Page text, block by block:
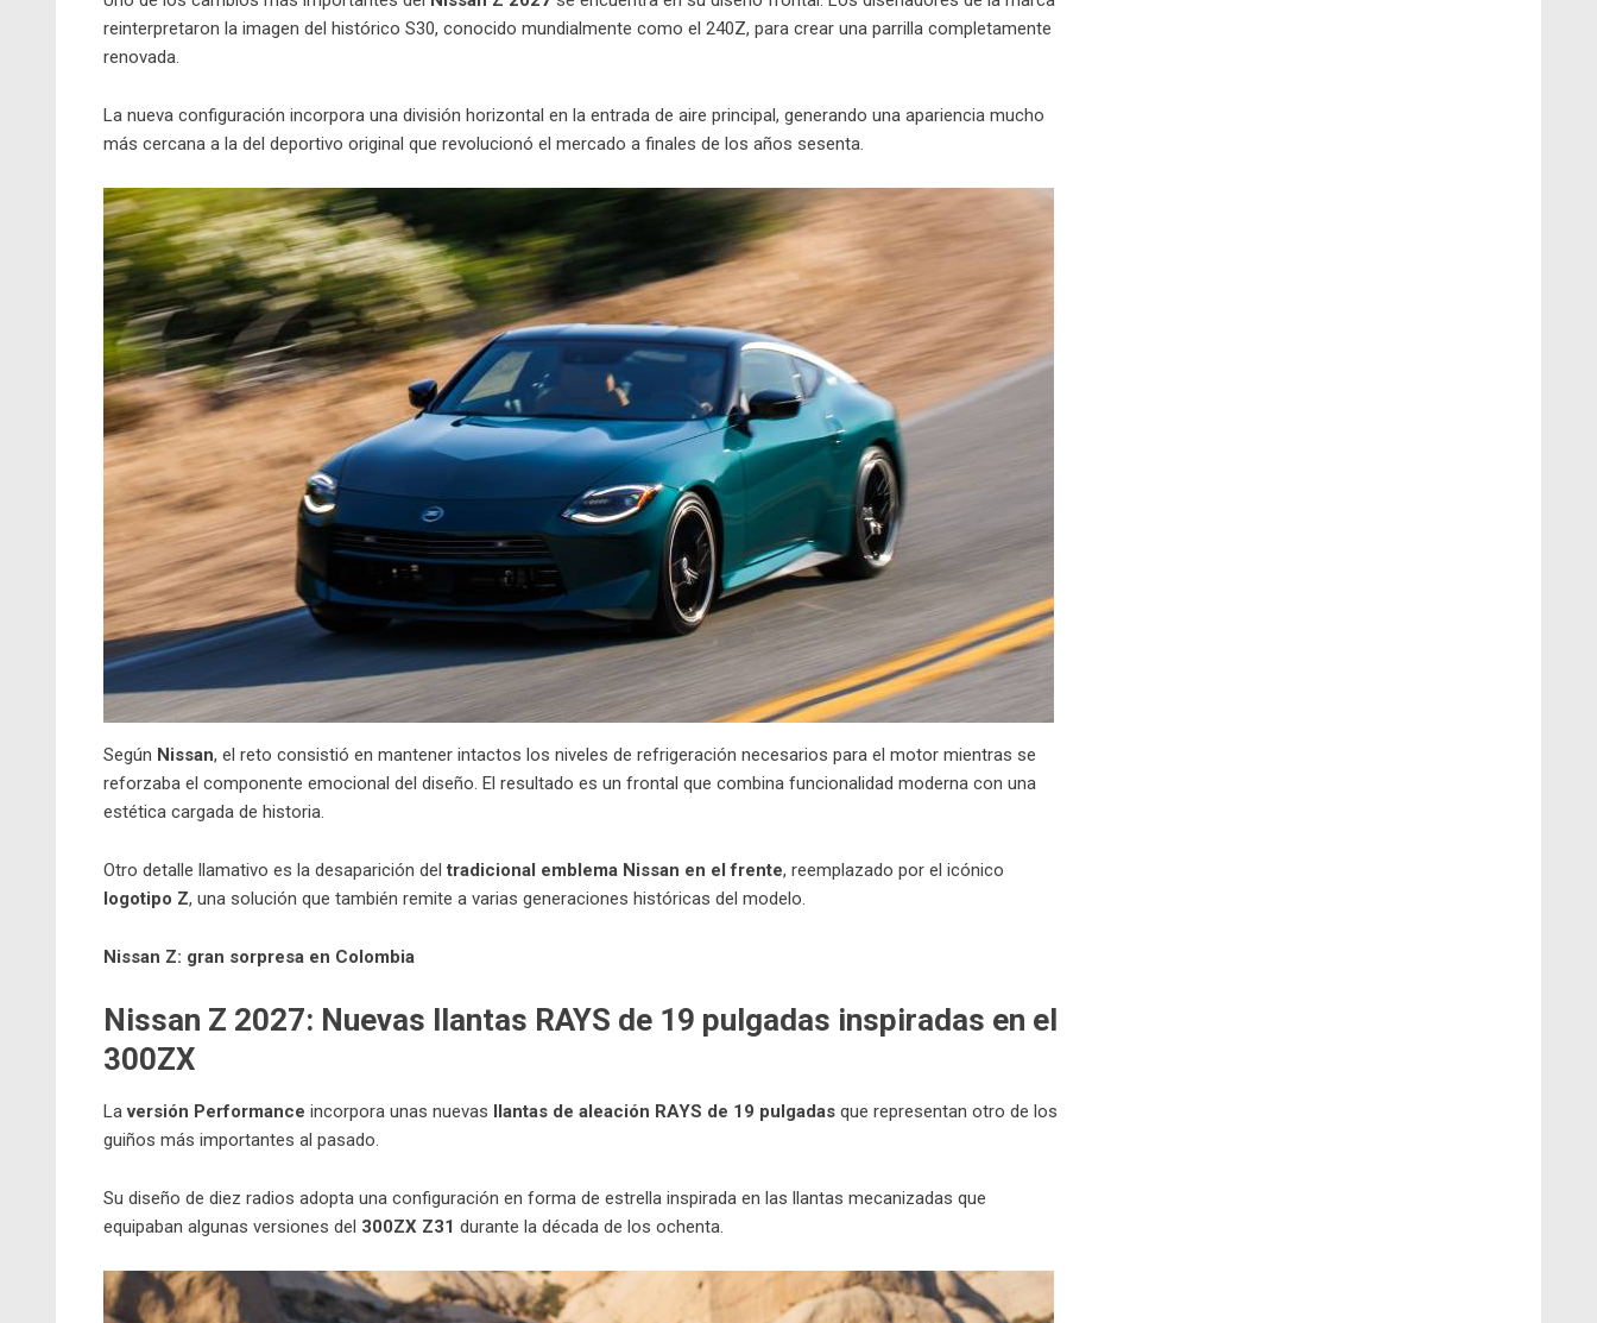
reinterpretaron la imagen del histórico S30, conocido mundialmente como el 240Z, para crear una parrilla completamente
renovada.
La nueva configuración incorpora una división horizontal en la entrada de aire principal, generando una apariencia mucho
más cercana a la del deportivo original que revolucionó el mercado a finales de los años sesenta.
Según Nissan, el reto consistió en mantener intactos los niveles de refrigeración necesarios para el motor mientras se
reforzaba el componente emocional del diseño. El resultado es un frontal que combina funcionalidad moderna con una
estética cargada de historia.
Otro detalle llamativo es la desaparición deltradicional emblema Nissan en el frente, reemplazado por el icónico
logotipo Z, una solución que también remite a varias generaciones históricas del modelo.
Nissan Z: gran sorpresa en Colombia
Nissan Z 2027: Nuevas llantas RAYS de 19 pulgadas inspiradas en el
300ZX
Laversión Performance incorpora unas nuevas llantas de aleación RAYS de 19 pulgadas que representan otro de los
guiños más importantes al pasado.
Su diseño de diez radios adopta una configuración en forma de estrella inspirada en las llantas mecanizadas que
equipaban algunas versiones del 300ZX Z31 durante la década de los ochenta.